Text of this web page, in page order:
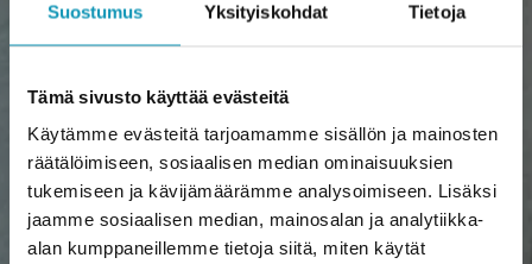
Suostumus Yksityiskohdat Tietoja
Tämä sivusto käyttää evästeitä
Käytämme evästeitä tarjoamamme sisällön ja mainosten
räätälöimiseen, sosiaalisen median ominaisuuksien
tukemiseen ja kävijämäärämme analysoimiseen. Lisäksi
jaamme sosiaalisen median, mainosalan ja analytiikka-
alan kumppaneillemme tietoja siitä, miten käytät